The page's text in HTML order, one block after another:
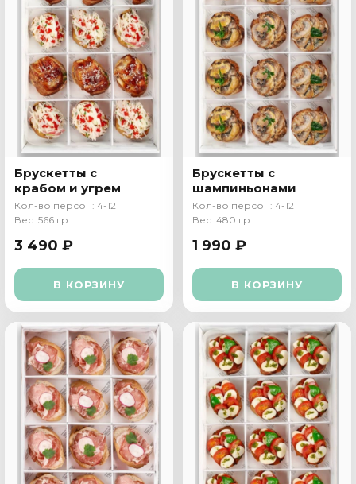
Брускетты с
крабом и угрем
Кол-во персон: 4-12
Вес: 566 гр
3 490 ₽
В КОРЗИНУ
Брускетты с
шампиньонами
Кол-во персон: 4-12
Вес: 480 гр
1 990 ₽
В КОРЗИНУ